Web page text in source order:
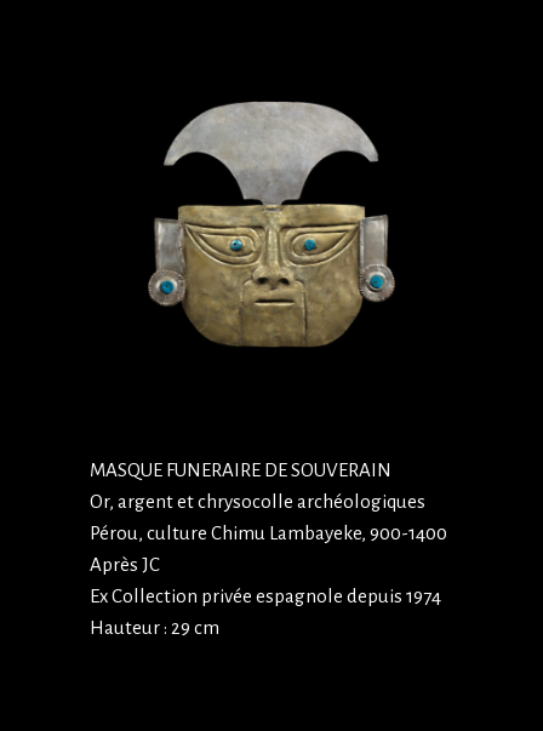
MASQUE FUNERAIRE DE SOUVERAIN
Or, argent et chrysocolle archéologiques
Pérou, culture Chimu Lambayeke, 900-1400
Après JC
Ex Collection privée espagnole depuis 1974
Hauteur : 29 cm